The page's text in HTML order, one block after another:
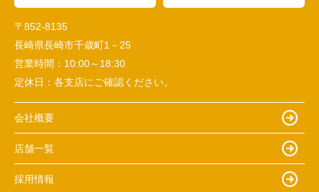
〒852-8135
長崎県長崎市千歳町1－25
営業時間： 10:00～18:30
定休日： 各支店にご確認ください。
会社概要
店舗一覧
採用情報